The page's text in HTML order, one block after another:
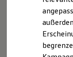
Kosten
E-
Witterungs-
individuellen